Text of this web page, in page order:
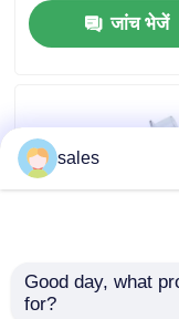
गुणवत्ता नियंत्रण
एक बोली का अनुरोध
स्वरयंत्र मुखौटा
जांच भेजें
प्रबलित स्वरयंत्र मास्क
sales
Good day, what
for?